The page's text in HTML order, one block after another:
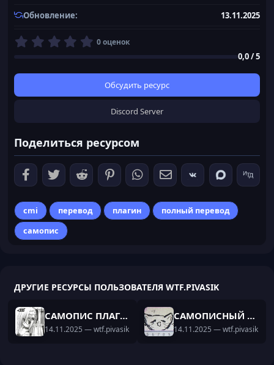
Обновление
13.11.2025
0
0
в
0 оценок
0,0 / 5
Обсудить ресурс
Discord Server
Поделиться ресурсом
cmi перевод плагин
полный перевод
самопис
ДРУГИЕ РЕСУРСЫ ПОЛЬЗОВАТЕЛЯ WTF.PIVASIK
САМОПИС ПЛАГИН НА АВТОРЕСТАРТ КАК НА РВ!
14.11.2025 — wtf.pivasik
САМОПИСНЫЙ ПЛАГИН НА ANTICMDS | УЖЕ НАСТРОЕНЫЙ КОНФИГ | ПЛАГИН НА 1.16.5
14.11.2025 — wtf.pivasik